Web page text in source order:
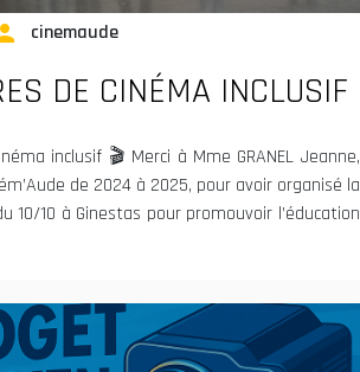
cinemaude
DE CINÉMA INCLUSIF
inclusif 🎬 Merci à Mme GRANEL Jeanne,
de 2024 à 2025, pour avoir organisé la
10/10 à Ginestas pour promouvoir l’éducation